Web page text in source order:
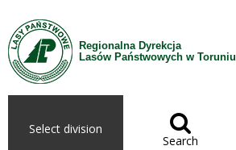
Skip to Content
Regionalna Dyrekcja
Lasów Państwowych w Toruniu
Select division 
Search